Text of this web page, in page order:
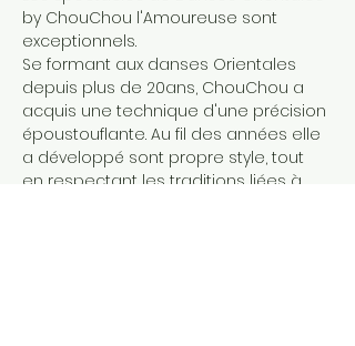
by ChouChou l'Amoureuse sont
exceptionnels.
Se formant aux danses Orientales
depuis plus de 20ans, ChouChou a
acquis une technique d'une précision
époustouflante. Au fil des années elle
a développé sont propre style, tout
en respectant les traditions liées à